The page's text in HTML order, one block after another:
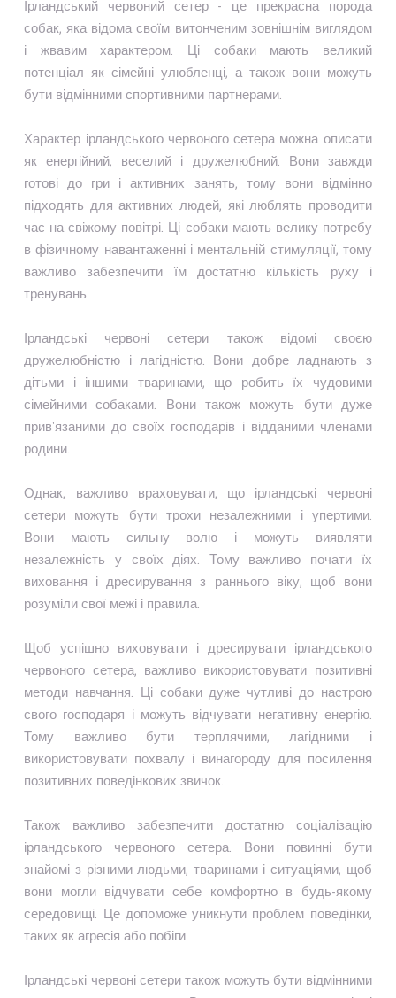
Ірландський червоний сетер - це прекрасна порода
собак, яка відома своїм витонченим зовнішнім виглядом
і жвавим характером. Ці собаки мають великий
потенціал як сімейні улюбленці, а також вони можуть
бути відмінними спортивними партнерами.
Характер ірландського червоного сетера можна описати
як енергійний, веселий і дружелюбний. Вони завжди
готові до гри і активних занять, тому вони відмінно
підходять для активних людей, які люблять проводити
час на свіжому повітрі. Ці собаки мають велику потребу
в фізичному навантаженні і ментальній стимуляції, тому
важливо забезпечити їм достатню кількість руху і
тренувань.
Ірландські червоні сетери також відомі своєю
дружелюбністю і лагідністю. Вони добре ладнають з
дітьми і іншими тваринами, що робить їх чудовими
сімейними собаками. Вони також можуть бути дуже
прив'язаними до своїх господарів і відданими членами
родини.
Однак, важливо враховувати, що ірландські червоні
сетери можуть бути трохи незалежними і упертими.
Вони мають сильну волю і можуть виявляти
незалежність у своїх діях. Тому важливо почати їх
виховання і дресирування з раннього віку, щоб вони
розуміли свої межі і правила.
Щоб успішно виховувати і дресирувати ірландського
червоного сетера, важливо використовувати позитивні
методи навчання. Ці собаки дуже чутливі до настрою
свого господаря і можуть відчувати негативну енергію.
Тому важливо бути терплячими, лагідними і
використовувати похвалу і винагороду для посилення
позитивних поведінкових звичок.
Також важливо забезпечити достатню соціалізацію
ірландського червоного сетера. Вони повинні бути
знайомі з різними людьми, тваринами і ситуаціями, щоб
вони могли відчувати себе комфортно в будь-якому
середовищі. Це допоможе уникнути проблем поведінки,
таких як агресія або побіги.
Ірландські червоні сетери також можуть бути відмінними